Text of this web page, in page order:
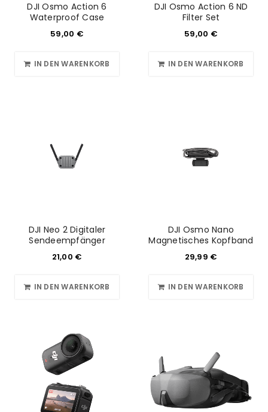
DJI Osmo Action 6
Waterproof Case
59,00 €
IN DEN WARENKORB
DJI Osmo Action 6 ND
Filter Set
59,00 €
IN DEN WARENKORB
DJI Neo 2 Digitaler
Sendeempfänger
21,00 €
IN DEN WARENKORB
DJI Osmo Nano
Magnetisches Kopfband
29,99 €
IN DEN WARENKORB